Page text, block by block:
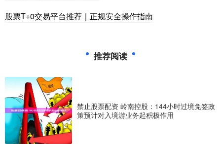
股票T+0交易平台推荐｜正规安全操作指南
推荐阅读
禁止股票配资 岭南控股：144小时过境免签政
策预计对入境游业务起积极作用